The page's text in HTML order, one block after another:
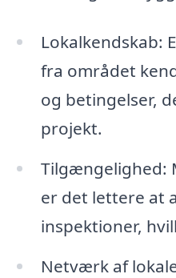
Lokalkendskab:
fra området
og betingelser,
projekt.
Tilgængelighed:
er det lettere at
inspektioner,
Netværk af